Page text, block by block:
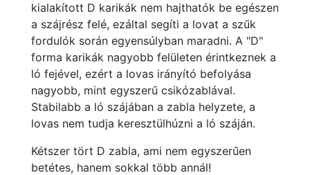
kialakított D karikák nem hajthatók be egészen
a szájrész felé, ezáltal segíti a lovat a szűk
fordulók során egyensúlyban maradni. A "D"
forma karikák nagyobb felületen érintkeznek a
ló fejével, ezért a lovas irányító befolyása
nagyobb, mint egyszerű csikózablával.
Stabilabb a ló szájában a zabla helyzete, a
lovas nem tudja keresztülhúzni a ló száján.
Kétszer tört D zabla, ami nem egyszerűen
betétes, hanem sokkal több annál!